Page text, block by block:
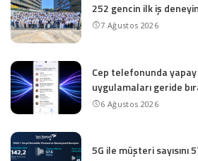
252 gencin ilk iş
7 Ağustos 2026
Cep telefonunda yapay
uygulamaları geride
6 Ağustos 2026
5G ile müşteri sayısını